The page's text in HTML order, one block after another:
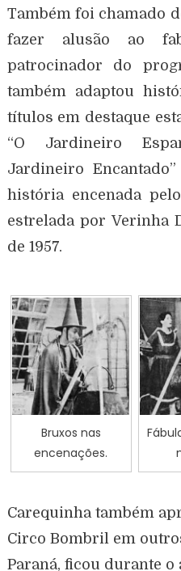
Também foi chamado
fazer alusão ao
patrocinador do
também adaptou
títulos em destaque
“O Jardineiro
Jardineiro
história encenada
estrelada por Verinha
de 1957.
Bruxos nas
encenações.
Carequinha também
Circo Bombril em
Paraná, ficou durante o